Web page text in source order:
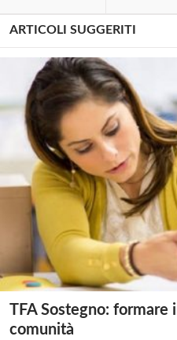
ARTICOLI SUGGERITI
TFA Sostegno:
comunità